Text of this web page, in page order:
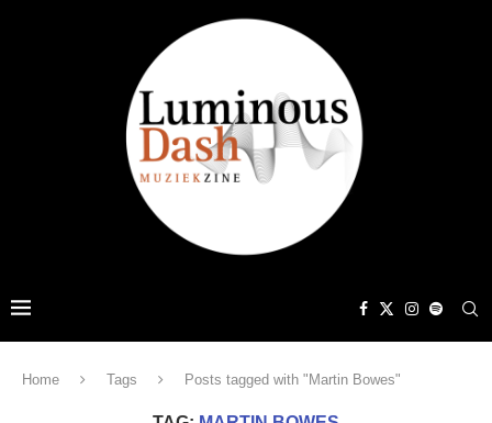
Home Tags Posts tagged with "Martin Bowes"